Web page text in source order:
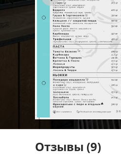
Отзывы (9)